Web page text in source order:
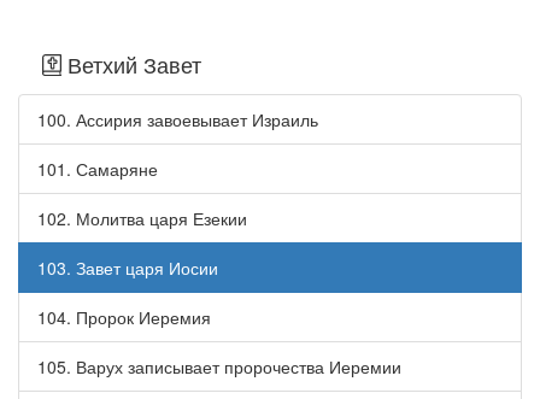
Ветхий Завет
100. Ассирия завоевывает Израиль
101. Самаряне
102. Молитва царя Езекии
103. Завет царя Иосии
104. Пророк Иеремия
105. Варух записывает пророчества Иеремии